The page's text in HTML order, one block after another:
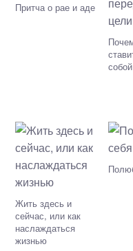
Притча о рае и аде
Жить здесь и
сейчас, или как
наслаждаться
жизнью